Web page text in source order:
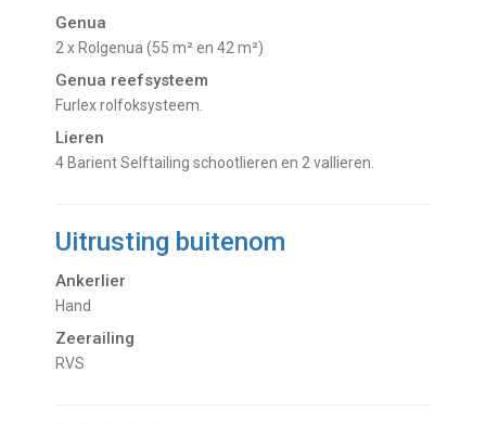
Genua
2 x Rolgenua (55 m² en 42 m²)
Genua reefsysteem
Furlex rolfoksysteem.
Lieren
4 Barient Selftailing schootlieren en 2 vallieren.
Uitrusting buitenom
Ankerlier
Hand
Zeerailing
RVS